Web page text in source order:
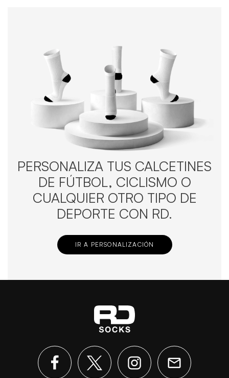
PERSONALIZA TUS CALCETINES
DE FÚTBOL, CICLISMO O
CUALQUIER OTRO TIPO DE
DEPORTE CON RD.
IR A PERSONALIZACIÓN